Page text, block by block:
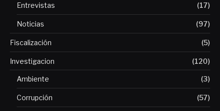
Entrevistas (17)
Noticias (97)
Fiscalización (5)
Investigacion (120)
Ambiente (3)
Corrupción (57)